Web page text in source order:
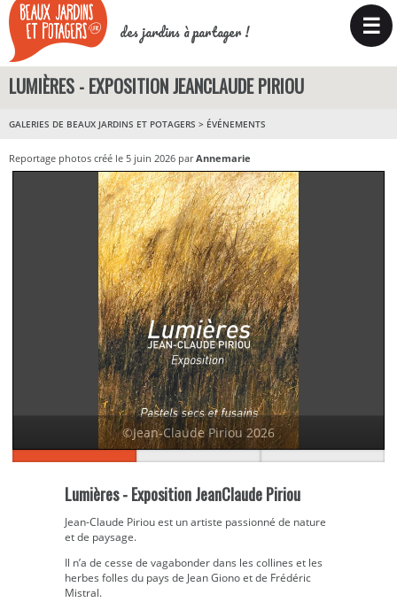
des jardins à partager ! ☰
LUMIÈRES - EXPOSITION JEANCLAUDE PIRIOU
GALERIES DE BEAUX JARDINS ET POTAGERS > ÉVÉNEMENTS
Reportage photos créé le 5 juin 2026 parAnnemarie
©Jean-Claude Piriou 2026
Lumières - Exposition JeanClaude Piriou
Jean-Claude Piriou est un artiste passionné de nature
et de paysage.
Il n’a de cesse de vagabonder dans les collines et les
herbes folles du pays de Jean Giono et de Frédéric
Mistral.